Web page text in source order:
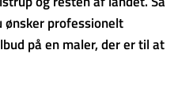
ønsker professionelt
på en maler, der er til at